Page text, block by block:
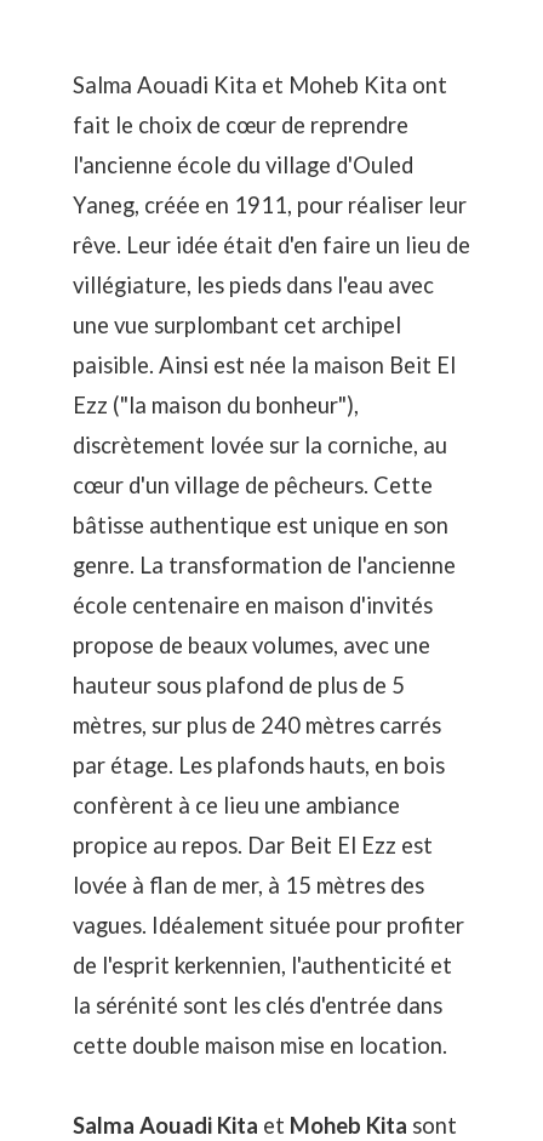
Salma Aouadi Kita et Moheb Kita ont
fait le choix de cœur de reprendre
l'ancienne école du village d'Ouled
Yaneg, créée en 1911, pour réaliser leur
rêve. Leur idée était d'en faire un lieu de
villégiature, les pieds dans l'eau avec
une vue surplombant cet archipel
paisible. Ainsi est née la maison Beit El
Ezz ("la maison du bonheur"),
discrètement lovée sur la corniche, au
cœur d'un village de pêcheurs. Cette
bâtisse authentique est unique en son
genre. La transformation de l'ancienne
école centenaire en maison d'invités
propose de beaux volumes, avec une
hauteur sous plafond de plus de 5
mètres, sur plus de 240 mètres carrés
par étage. Les plafonds hauts, en bois
confèrent à ce lieu une ambiance
propice au repos. Dar Beit El Ezz est
lovée à flan de mer, à 15 mètres des
vagues. Idéalement située pour profiter
de l'esprit kerkennien, l'authenticité et
la sérénité sont les clés d'entrée dans
cette double maison mise en location.
Salma Aouadi Kita et Moheb Kita sont